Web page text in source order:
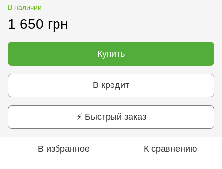
В наличии
1 650 грн
Купить
В кредит
⚡ Быстрый заказ
В избранное К сравнению